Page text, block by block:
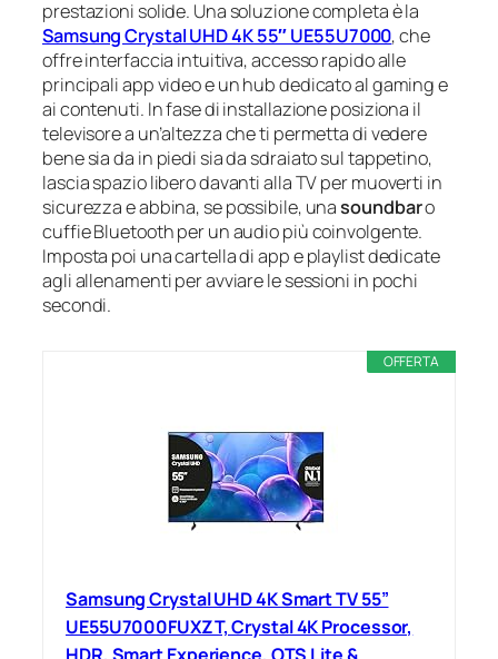
prestazioni solide. Una soluzione completa è la
Samsung Crystal UHD 4K 55″ UE55U7000, che
offre interfaccia intuitiva, accesso rapido alle
principali app video e un hub dedicato al gaming e
ai contenuti. In fase di installazione posiziona il
televisore a un’altezza che ti permetta di vedere
bene sia da in piedi sia da sdraiato sul tappetino,
lascia spazio libero davanti alla TV per muoverti in
sicurezza e abbina, se possibile, unasoundbaro
cuffie Bluetooth per un audio più coinvolgente.
Imposta poi una cartella di app e playlist dedicate
agli allenamenti per avviare le sessioni in pochi
secondi.
OFFERTA
Samsung Crystal UHD 4K Smart TV 55”
UE55U7000FUXZT, Crystal 4K Processor,